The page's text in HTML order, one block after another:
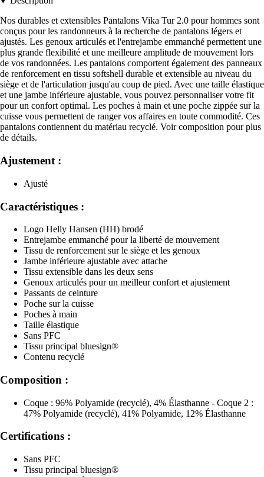
Nos durables et extensibles Pantalons Vika Tur 2.0 pour hommes sont
conçus pour les randonneurs à la recherche de pantalons légers et
ajustés. Les genoux articulés et l'entrejambe emmanché permettent une
plus grande flexibilité et une meilleure amplitude de mouvement lors
de vos randonnées. Les pantalons comportent également des panneaux
de renforcement en tissu softshell durable et extensible au niveau du
siège et de l'articulation jusqu'au coup de pied. Avec une taille élastique
et une jambe inférieure ajustable, vous pouvez personnaliser votre fit
pour un confort optimal. Les poches à main et une poche zippée sur la
cuisse vous permettent de ranger vos affaires en toute commodité. Ces
pantalons contiennent du matériau recyclé. Voir composition pour plus
de détails.
Ajustement :
Ajusté
Caractéristiques :
Logo Helly Hansen (HH) brodé
Entrejambe emmanché pour la liberté de mouvement
Tissu de renforcement sur le siège et les genoux
Jambe inférieure ajustable avec attache
Tissu extensible dans les deux sens
Genoux articulés pour un meilleur confort et ajustement
Passants de ceinture
Poche sur la cuisse
Poches à main
Taille élastique
Sans PFC
Tissu principal bluesign®
Contenu recyclé
Composition :
Coque : 96% Polyamide (recyclé), 4% Élasthanne - Coque 2 :
47% Polyamide (recyclé), 41% Polyamide, 12% Élasthanne
Certifications :
Sans PFC
Tissu principal bluesign®